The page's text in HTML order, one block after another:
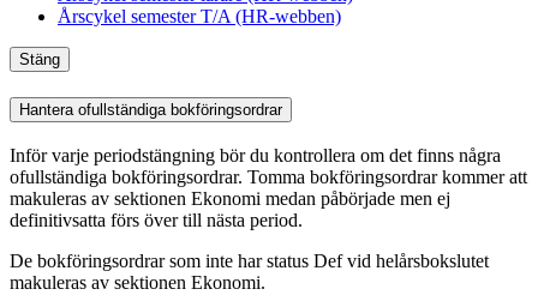
Årscykel semester T/A (HR-webben)
Stäng
Hantera ofullständiga bokföringsordrar
Inför varje periodstängning bör du kontrollera om det finns några
ofullständiga bokföringsordrar. Tomma bokföringsordrar kommer att
makuleras av sektionen Ekonomi medan påbörjade men ej
definitivsatta förs över till nästa period.
De bokföringsordrar som inte har status Def vid helårsbokslutet
makuleras av sektionen Ekonomi.